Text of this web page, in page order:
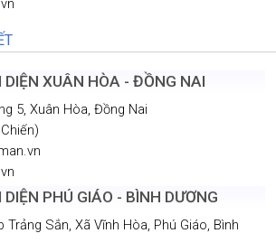
phố 3, Phường Tân Thuận, Thành phố Hồ
XUÂN HÒA - ĐỒNG NAI
5, Xuân Hòa, Đồng Nai